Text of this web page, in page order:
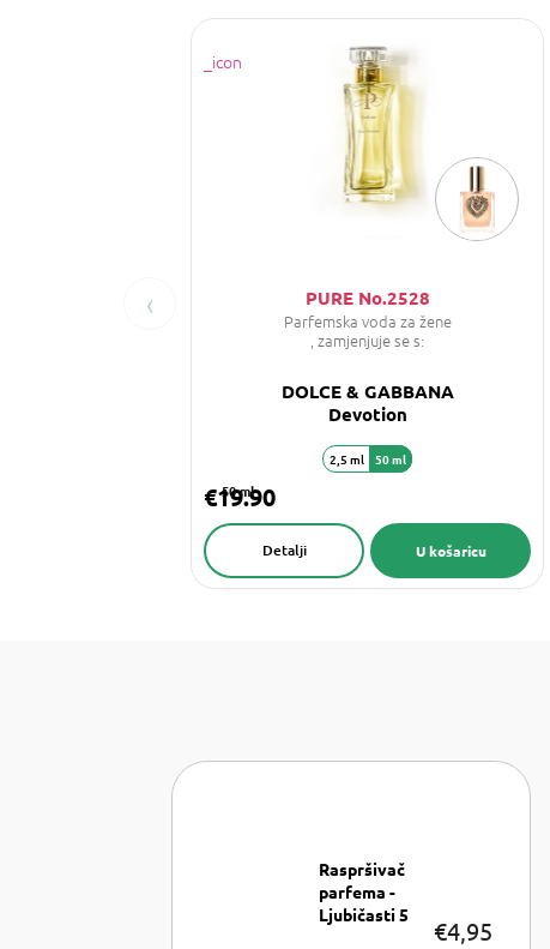
‹ PURE No.2528
Parfemska voda za žene
, zamjenjuje se s:
DOLCE & GABBANA
Devotion
50 ml
€19.90
U košaricu
Detalji
2,5 ml 50 ml
Raspršivač
parfema -
Ljubičasti 5
€4,95